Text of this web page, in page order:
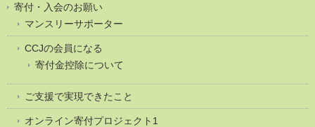
寄付・入会のお願い
マンスリーサポーター
CCJの会員になる
寄付金控除について
ご支援で実現できたこと
オンライン寄付プロジェクト1